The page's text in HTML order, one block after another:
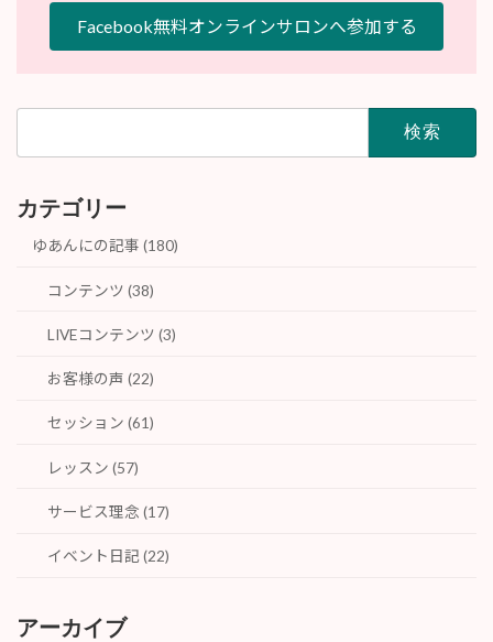
Facebook無料オンラインサロンへ参加する
カテゴリー
ゆあんにの記事 (180)
コンテンツ (38)
LIVEコンテンツ (3)
お客様の声 (22)
セッション (61)
レッスン (57)
サービス理念 (17)
イベント日記 (22)
アーカイブ